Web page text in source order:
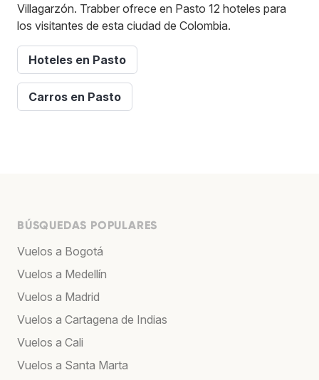
Villagarzón. Trabber ofrece en Pasto 12 hoteles para
los visitantes de esta ciudad de Colombia.
Hoteles en Pasto
Carros en Pasto
BÚSQUEDAS POPULARES
Vuelos a Bogotá
Vuelos a Medellín
Vuelos a Madrid
Vuelos a Cartagena de Indias
Vuelos a Cali
Vuelos a Santa Marta